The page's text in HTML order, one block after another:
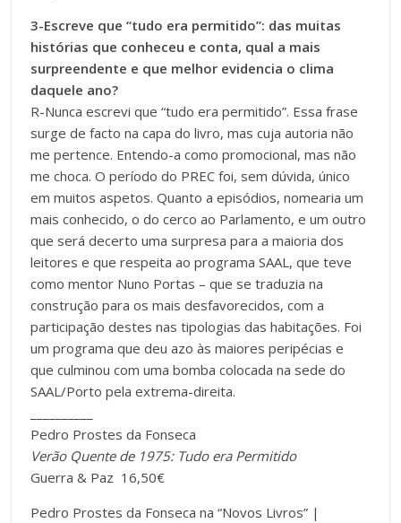
3-Escreve que “tudo era permitido”: das muitas
histórias que conheceu e conta, qual a mais
surpreendente e que melhor evidencia o clima
daquele ano?
R-Nunca escrevi que “tudo era permitido”. Essa frase
surge de facto na capa do livro, mas cuja autoria não
me pertence. Entendo-a como promocional, mas não
me choca. O período do PREC foi, sem dúvida, único
em muitos aspetos. Quanto a episódios, nomearia um
mais conhecido, o do cerco ao Parlamento, e um outro
que será decerto uma surpresa para a maioria dos
leitores e que respeita ao programa SAAL, que teve
como mentor Nuno Portas – que se traduzia na
construção para os mais desfavorecidos, com a
participação destes nas tipologias das habitações. Foi
um programa que deu azo às maiores peripécias e
que culminou com uma bomba colocada na sede do
SAAL/Porto pela extrema-direita.
Pedro Prostes da Fonseca
Verão Quente de 1975: Tudo era Permitido
Guerra & Paz 16,50€
Pedro Prostes da Fonseca na “Novos Livros” |